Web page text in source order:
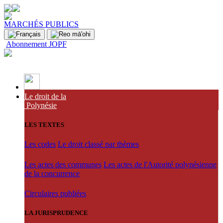
MARCHÉS PUBLICS
Abonnement JOPF
Le droit de la
Polynésie
LES TEXTES
Les codes Le droit classé par thèmes
Les actes des communes Les actes de l'Autorité polynésienne
de la concurrence
Circulaires publiées
LA JURISPRUDENCE